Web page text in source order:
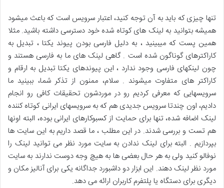
تنها چیزی که باید به آن توجه کنید، اعتبار سرویس است که باعث میشود
همیشه بتوانید به لینک های کوتاه شده خود دسترسی داشته باشید. مثلا
همین پست که میبینید ، به دلیل فارسی بودن پیوند یکتا ، تبدیل به
کاراکترهای گوناگون شده است . گاهی لینک های ما به فارسی هستند و
چون لینکهای فارسی وجود ندارد ، این پیوندهای یکتا تبدیل به ارقام و
کاراکتر های متفاوت میشوند . سلام، ممنون از تذکر شما، ببینید ما
سرویسهایی که معرفی کردیم رو در موردشون تحقیقات کافی رو انجام
دادیم، اون چندتا سرویس جدیدی هم که به سرویسهای ایرانی کوتاه کننده
لینک اضافه شده، تنها برای حمایت از کسبوکارهای ایرانی بوده، البته اونها
هم تست و بررسی شدند. در این مطلب ، ما قصد داریم به این سایت ها
بپردازیم . البته برای لینک ندادن به سایت مورد نظر می توانید لینک را
نوفالو کنید ولی به هر حال بعضی ها به هیچ وجه دوست ندارند به سایت
مورد نظر لینک دهند. این ابزار دو داشبورد جداگانه یکی برای آنالیز مکان و
دیگری برای دستگاه یا پلتفرم کاربران ارائه می دهد.